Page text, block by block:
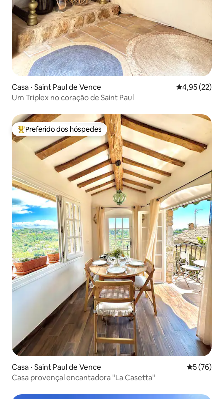
Casa ⋅ Saint Paul de Vence 4,95 de uma
4,95 (22)
Um Triplex no coração de Saint Paul
Entre os melhores preferidos dos hóspedes
Preferido dos hóspedes
Casa ⋅ Saint Paul de Vence 5 de uma
5 (76)
Casa provençal encantadora "La Casetta"